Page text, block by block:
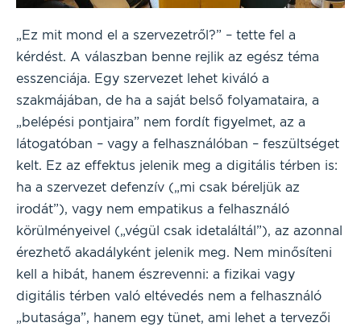
„Ez mit mond el a szervezetről?” – tette fel a
kérdést. A válaszban benne rejlik az egész téma
esszenciája. Egy szervezet lehet kiváló a
szakmájában, de ha a saját belső folyamataira, a
„belépési pontjaira” nem fordít figyelmet, az a
látogatóban – vagy a felhasználóban – feszültséget
kelt. Ez az effektus jelenik meg a digitális térben is:
ha a szervezet defenzív („mi csak béreljük az
irodát”), vagy nem empatikus a felhasználó
körülményeivel („végül csak idetaláltál”), az azonnal
érezhető akadályként jelenik meg. Nem minősíteni
kell a hibát, hanem észrevenni: a fizikai vagy
digitális térben való eltévedés nem a felhasználó
„butasága”, hanem egy tünet, ami lehet a tervezői